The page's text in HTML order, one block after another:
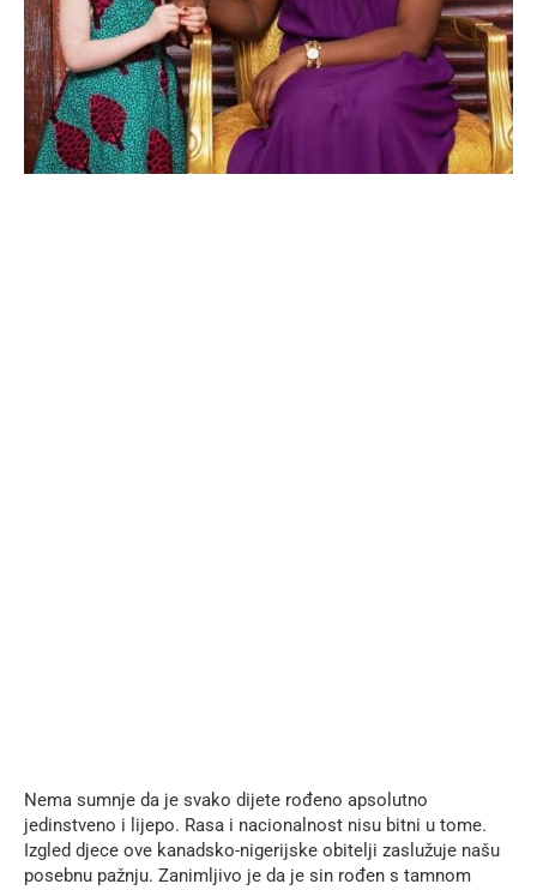
Nema sumnje da je svako dijete rođeno apsolutno
jedinstveno i lijepo. Rasa i nacionalnost nisu bitni u tome.
Izgled djece ove kanadsko-nigerijske obitelji zaslužuje našu
posebnu pažnju. Zanimljivo je da je sin rođen s tamnom